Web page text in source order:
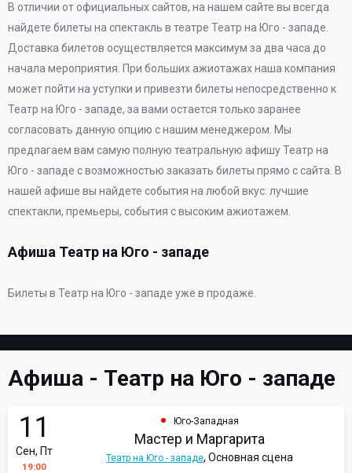
В отличии от официальных сайтов, на нашем сайте вы всегда
найдете билеты на спектакль в театре Театр на Юго - западе.
Доставка билетов осуществляется максимум за два часа до
начала мероприятия. При больших ажиотажах наша компания
может пойти на уступки и привезти билеты непосредственно к
Театр на Юго - западе, за вами остается только заранее
согласовать данную опцию с нашим менеджером. Мы
предлагаем вам самую полную театральную афишу Театр на
Юго - западе с возможностью заказать билеты прямо с сайта. В
нашей афише вы найдете события на любой вкус: лучшие
спектакли, премьеры, события с высоким ажиотажем.
Афиша Театр на Юго - западе
Билеты в Театр на Юго - западе уже в продаже.
Афиша - Театр на Юго - западе
11
Сен, Пт
19:00
Юго-Западная
Мастер и Маргарита
Театр на Юго - западе, Основная сцена